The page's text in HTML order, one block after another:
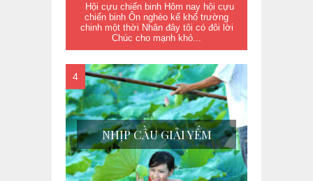
Hội cựu chiến binh Hôm nay hội cựu
chiến binh Ôn nghèo kể khổ trường
chinh một thời Nhân đây tôi có đôi lời
Chúc cho mạnh khỏ...
NHỊP CẦU GIẢI YẾM